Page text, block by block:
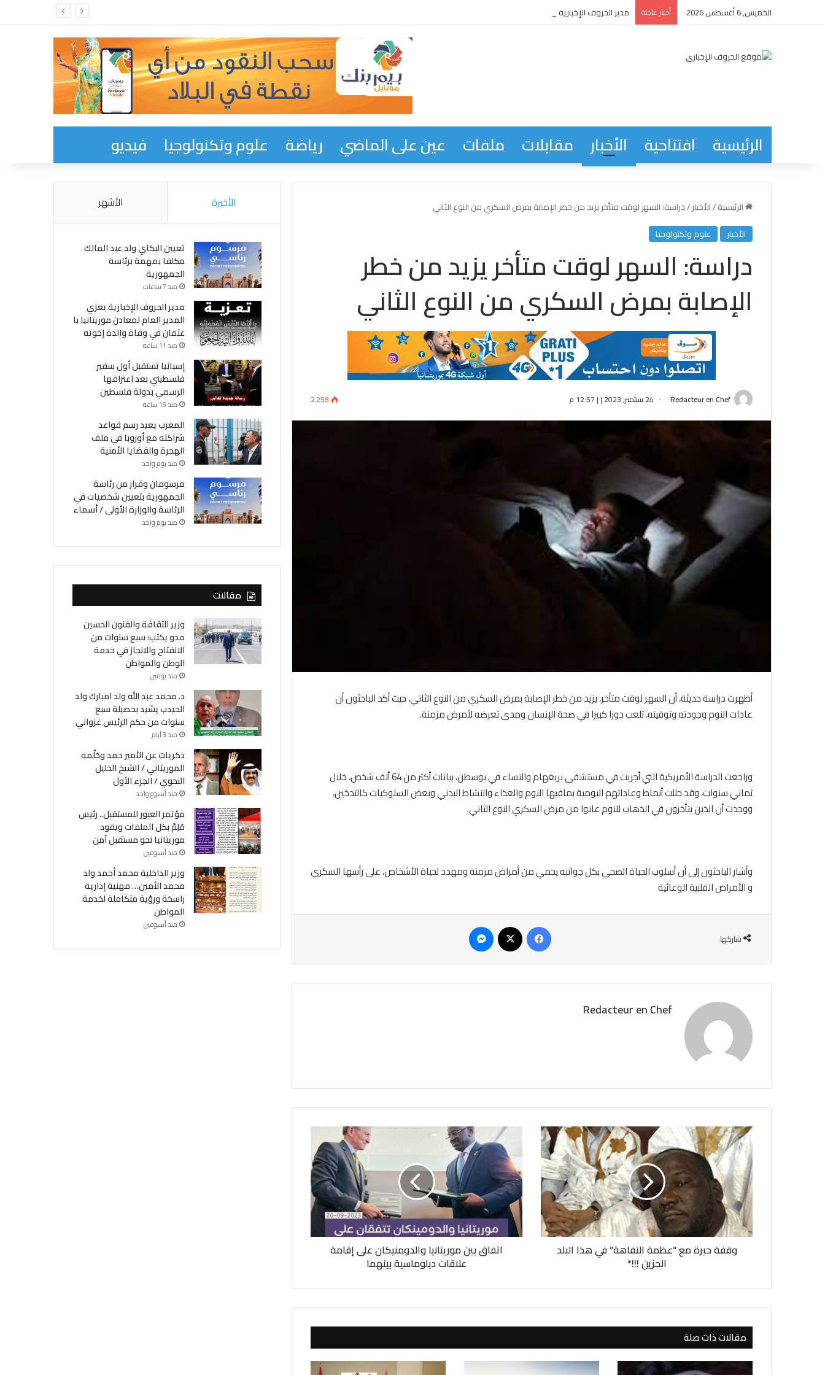
الخميس, 6 أغسطس 2026 أخبار عاجلة مدير الحروف الإخبارية يعزي المدير العام لمعادن موريتانيا با عثمان في وفاة والدة إخوته
الرئيسية افتتاحية الأخبار مقابلات ملفات عين على الماضي رياضة علوم وتكنولوجيا فيديو
الرئيسية/الأخبار/دراسة: السهر لوقت متأخر يزيد من خطر الإصابة بمرض السكري من النوع الثاني
الأخبار
علوم وتكنولوجيا
دراسة: السهر لوقت متأخر يزيد من خطر
الإصابة بمرض السكري من النوع الثاني
Redacteur en Chef 24 سبتمبر, 2023 | | 12:57 م 2٬258
أظهرت دراسة حديثة، أن السهر لوقت متأخر، يزيد من خطر الإصابة بمرض السكري من النوع الثاني، حيث أكد الباحثون أن
عادات النوم وجودته وتوقيته، تلعب دورا كبيرا في صحة الإنسان ومدى تعرضه لأمرض مزمنة.
وراجعت الدراسة الأمريكية التي أجريت في مستشفى بريغهام والنساء في بوسطن، بيانات أكثر من 64 ألف شخص، خلال
ثماني سنوات، وقد حللت أنماط وعاداتهم اليومية بمافيها النوم والغذاء والنشاط البدني وبعض السلوكيات كالتدخين،
ووجدت أن الذين يتأخرون في الذهاب للنوم عانوا من مرض السكري النوع الثاني.
وأشار الباحثون إلى أن أسلوب الحياة الصحي بكل جوانبه يحمي من أمراض مزمنة ومهدد لحياة الأشخاص، على رأسها السكري
و الأمراض القلبية الوعائية
شاركها
Redacteur en Chef
و
ق
ف
ة
ح
ي
ة
م
ظ
ة
ا
ت
ف
وقفة حيرة مع “عظمة التفاهة” في هذا البلد
الحزين !!!*
ف
ا
ق
ب
ي
ن
م
ت
ن
ي
و
ا
اتفاق بين موريتانيا والدومنيكان على إقامة
علاقات دبلوماسية بينهما
مقالات ذات صلة
الأخيرة الأشهر
تعيين البكاي ولد عبد المالك
مكلفا بمهمة برئاسة
الجمهورية
منذ 7 ساعات
مدير الحروف الإخبارية يعزي
المدير العام لمعادن موريتانيا با
عثمان في وفاة والدة إخوته
منذ 11 ساعة
إسبانيا تستقبل أول سفير
فلسطيني بعد اعترافها
الرسمي بدولة فلسطين
منذ 15 ساعة
المغرب يعيد رسم قواعد
شراكته مع أوروبا في ملف
الهجرة والقضايا الأمنية
منذ يوم واحد
مرسومان وقرار من رئاسة
الجمهورية بتعيين شخصيات في
الرئاسة والوزارة الأولى / أسماء
منذ يوم واحد
مقالات
وزير الثقافة والفنون الحسين
مدو يكتب: سبع سنوات من
الانفتاح والانجاز في خدمة
الوطن والمواطن
منذ يومين
د. محمد عبد الله ولد امبارك ولد
الحيدب يشيد بحصيلة سبع
سنوات من حكم الرئيس غزواني
منذ 3 أيام
ذكريات عن الأمير حمد وحُلْمه
الموريتاني / الشيخ الخليل
النحوي / الجزء الأول
منذ أسبوع واحد
مؤتمر العبور للمستقبل.. رئيس
مُلِمّ بكل الملفات ويقود
موريتانيا نحو مستقبل آمن
منذ أسبوعين
وزير الداخلية محمد أحمد ولد
محمد الأمين… مهنية إدارية
راسخة ورؤية متكاملة لخدمة
المواطن
منذ أسبوعين